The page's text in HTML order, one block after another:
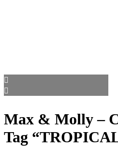
Max & Molly –
Tag